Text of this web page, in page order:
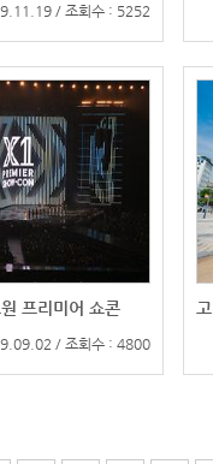
/ 조회수 : 5252
프리미어 쇼콘
/ 조회수 : 4800